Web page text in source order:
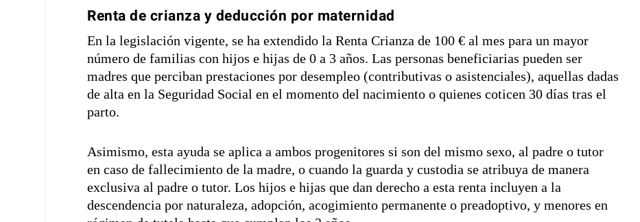
Renta de crianza y deducción por maternidad
En la legislación vigente, se ha extendido la Renta Crianza de 100 € al mes para un mayor
número de familias con hijos e hijas de 0 a 3 años. Las personas beneficiarias pueden ser
madres que perciban prestaciones por desempleo (contributivas o asistenciales), aquellas dadas
de alta en la Seguridad Social en el momento del nacimiento o quienes coticen 30 días tras el
parto.
Asimismo, esta ayuda se aplica a ambos progenitores si son del mismo sexo, al padre o tutor
en caso de fallecimiento de la madre, o cuando la guarda y custodia se atribuya de manera
exclusiva al padre o tutor. Los hijos e hijas que dan derecho a esta renta incluyen a la
descendencia por naturaleza, adopción, acogimiento permanente o preadoptivo, y menores en